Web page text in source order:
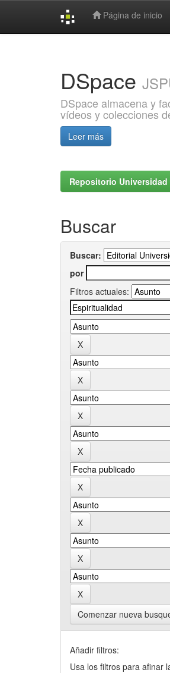
Página de inicio
DSpace
DSpace almacena y
vídeos y colecciones
Leer más
Repositorio Universidad
Buscar
Buscar:
por
Filtros actuales:
Comenzar nueva
Añadir filtros:
Usa los filtros para afinar